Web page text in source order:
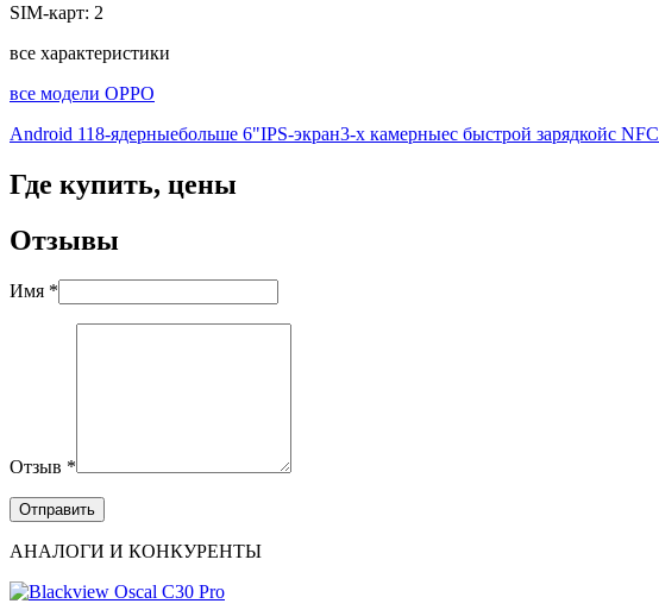
SIM-карт: 2
все характеристики
все модели OPPO
Android 118-ядерныебольше 6"IPS-экран3-х камерныес быстрой зарядкойс NFC
Где купить, цены
Отзывы
Имя *
Отзыв *
АНАЛОГИ И КОНКУРЕНТЫ